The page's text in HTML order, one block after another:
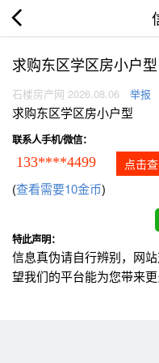
求购东区学区房小户型
石楼房产网 2026.08.06 举报
求购东区学区房小户型
联系人手机/微信：
133****4499 点击
(查看需要10金币)
特此声明：
信息真伪请自行辨别，网
望我们的平台能为您带来更